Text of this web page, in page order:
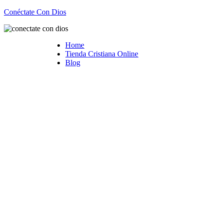
Conéctate Con Dios
Home
Tienda Cristiana Online
Blog